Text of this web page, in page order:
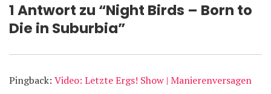
1 Antwort zu “Night Birds – Born to
Die in Suburbia”
Pingback: Video: Letzte Ergs! Show | Manierenversagen